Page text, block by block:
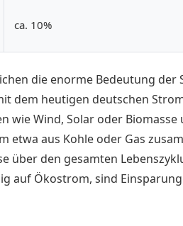
ca. 10%
die enorme Bedeutung
dem heutigen deutschen
wie Wind, Solar oder
etwa aus Kohle oder Gas
über den gesamten
auf Ökostrom, sind